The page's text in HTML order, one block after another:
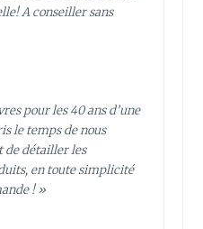
A conseiller sans
pour les 40 ans d’une
le temps de nous
de détailler les
en toute simplicité
! »